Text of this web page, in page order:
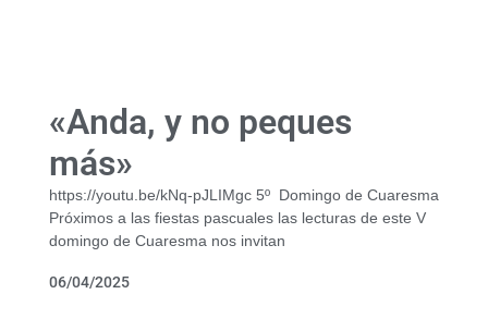
«Anda, y no peques
más»
https://youtu.be/kNq-pJLIMgc 5º Domingo de Cuaresma
Próximos a las fiestas pascuales las lecturas de este V
domingo de Cuaresma nos invitan
06/04/2025